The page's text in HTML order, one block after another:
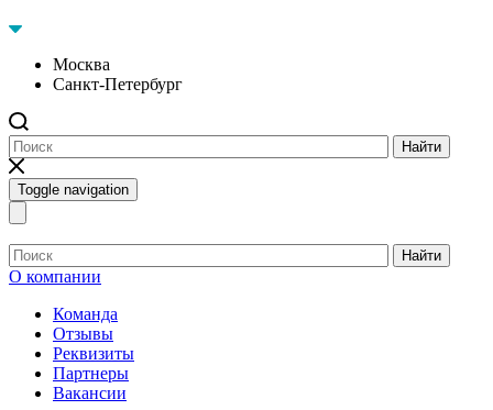
Москва
Санкт-Петербург
Найти
Toggle navigation
Найти
О компании
Команда
Отзывы
Реквизиты
Партнеры
Вакансии